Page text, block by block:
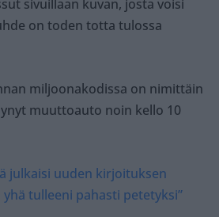
sivuillaan kuvan, josta voisi
on toden totta tulossa
miljoonakodissa on nimittäin
muuttoauto noin kello 10
julkaisi uuden kirjoituksen
tulleeni pahasti petetyksi”